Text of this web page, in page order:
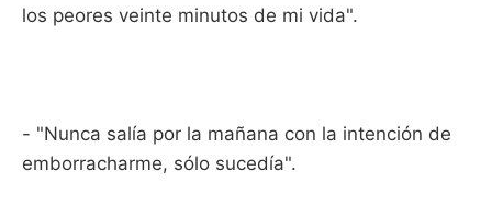
los peores veinte minutos de mi vida".
- "Nunca salía por la mañana con la intención de
emborracharme, sólo sucedía".